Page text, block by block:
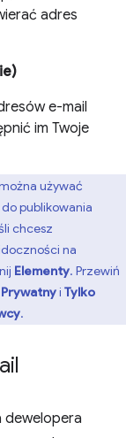
adres
e-mail
im Twoje
używać
publikowania
chcesz
na
Elementy. Przewiń
Prywatnyi Tylko
.
dewelopera